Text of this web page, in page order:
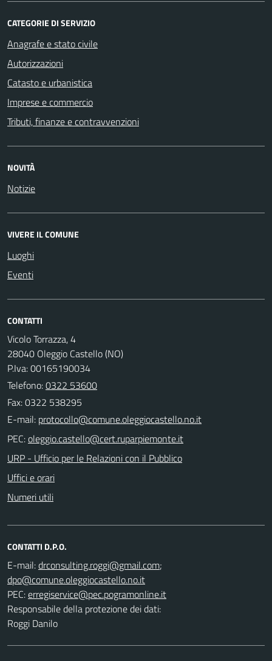
CATEGORIE DI SERVIZIO
Anagrafe e stato civile
Autorizzazioni
Catasto e urbanistica
Imprese e commercio
Tributi, finanze e contravvenzioni
NOVITÀ
Notizie
VIVERE IL COMUNE
Luoghi
Eventi
CONTATTI
Vicolo Torrazza, 4
28040 Oleggio Castello (NO)
P.Iva: 00165190034
Telefono:0322 53600
Fax: 0322 538295
E-mail:
PEC:
URP - Ufficio per le Relazioni con il Pubblico
Uffici e orari
Numeri utili
CONTATTI D.P.O.
E-mail:
;
PEC:
Responsabile della protezione dei dati:
Roggi Danilo